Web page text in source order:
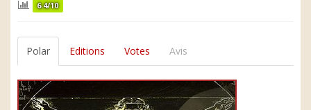
6.4/10
Polar Editions Votes Avis